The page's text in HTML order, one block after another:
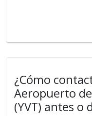
¿Cómo
Aeropuerto
(YVT) antes o